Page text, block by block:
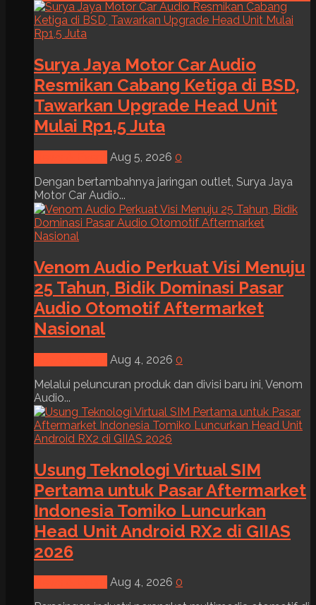
Surya Jaya Motor Car Audio
Resmikan Cabang Ketiga di BSD,
Tawarkan Upgrade Head Unit
Mulai Rp1,5 Juta
Aug 5, 2026 0
Dengan bertambahnya jaringan outlet, Surya Jaya
Motor Car Audio...
Venom Audio Perkuat Visi Menuju
25 Tahun, Bidik Dominasi Pasar
Audio Otomotif Aftermarket
Nasional
Aug 4, 2026 0
Melalui peluncuran produk dan divisi baru ini, Venom
Audio...
Usung Teknologi Virtual SIM
Pertama untuk Pasar Aftermarket
Indonesia Tomiko Luncurkan
Head Unit Android RX2 di GIIAS
2026
Aug 4, 2026 0